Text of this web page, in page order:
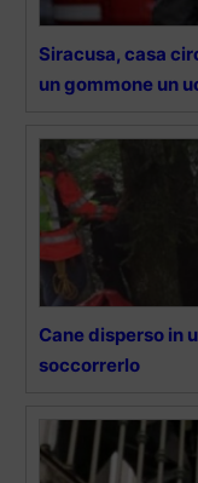
Siracusa, casa
un gommone un
Cane disperso in
soccorrerlo